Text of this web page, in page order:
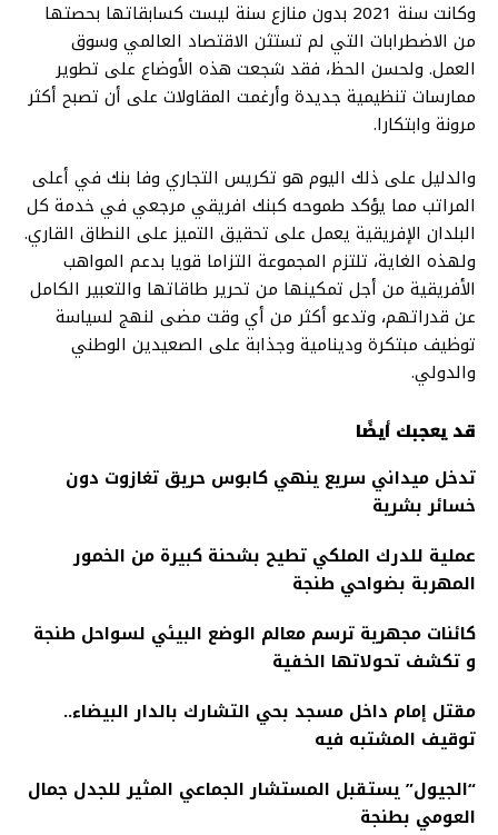
وكانت سنة 2021 بدون منازع سنة ليست كسابقاتها بحصتها
من الاضطرابات التي لم تستثن الاقتصاد العالمي وسوق
العمل. ولحسن الحظ، فقد شجعت هذه الأوضاع على تطوير
ممارسات تنظيمية جديدة وأرغمت المقاولات على أن تصبح أكثر
مرونة وابتكارا.
والدليل على ذلك اليوم هو تكريس التجاري وفا بنك في أعلى
المراتب مما يؤكد طموحه كبنك افريقي مرجعي في خدمة كل
البلدان الإفريقية يعمل على تحقيق التميز على النطاق القاري.
ولهذه الغاية، تلتزم المجموعة التزاما قويا بدعم المواهب
الأفريقية من أجل تمكينها من تحرير طاقاتها والتعبير الكامل
عن قدراتهم، وتدعو أكثر من أي وقت مضى لنهج لسياسة
توظيف مبتكرة ودينامية وجذابة على الصعيدين الوطني
والدولي.
قد يعجبك أيضًا
تدخل ميداني سريع ينهي كابوس حريق تغازوت دون
خسائر بشرية
عملية للدرك الملكي تطيح بشحنة كبيرة من الخمور
المهربة بضواحي طنجة
كائنات مجهرية ترسم معالم الوضع البيئي لسواحل طنجة
و تكشف تحولاتها الخفية
مقتل إمام داخل مسجد بحي التشارك بالدار البيضاء..
توقيف المشتبه فيه
“الجيول” يستقبل المستشار الجماعي المثير للجدل جمال
العومي بطنجة